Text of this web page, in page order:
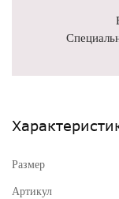
Размер
Артикул